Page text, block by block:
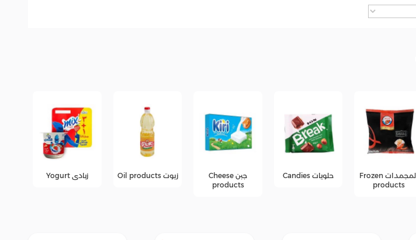
حلويات Candies
جبن Cheese
زيوت Oil products زبادى Yogurt عصائر